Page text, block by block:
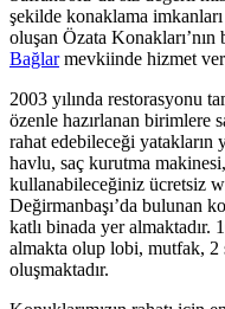
şekilde konaklama
oluşan Özata
Bağlarmevkiinde hizmet
2003 yılında restorasyonu
özenle hazırlanan birimlere
rahat edebileceği yatakların
havlu, saç kurutma
kullanabileceğiniz ücretsiz
Değirmanbaşı’da bulunan
katlı binada yer almaktadır.
almakta olup lobi, mutfak, 2
oluşmaktadır.